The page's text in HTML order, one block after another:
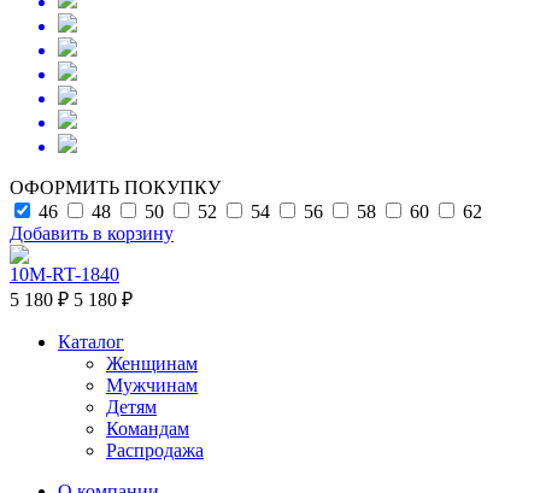
ОФОРМИТЬ ПОКУПКУ
46
48 50 52 54 56 58 60
62
Добавить в корзину
10M-RT-1840
5 180 ₽ 5 180 ₽
Каталог
Женщинам
Мужчинам
Детям
Командам
Распродажа